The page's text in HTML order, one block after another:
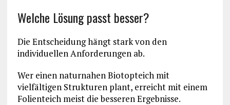
Welche Lösung passt besser?
Die Entscheidung hängt stark von den
individuellen Anforderungen ab.
Wer einen naturnahen Biotopteich mit
vielfältigen Strukturen plant, erreicht mit einem
Folienteich meist die besseren Ergebnisse.